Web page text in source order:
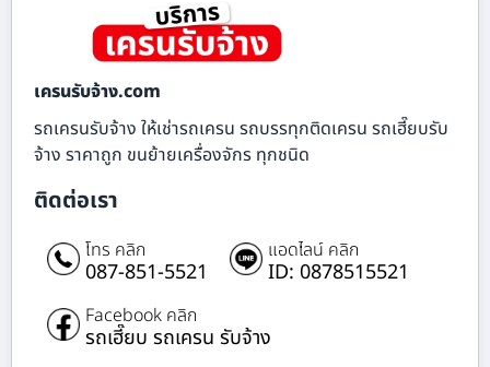
เครนรับจ้าง.com
รถเครนรับจ้าง ให้เช่ารถเครน รถบรรทุกติดเครน รถเฮี๊ยบรับ
จ้าง ราคาถูก ขนย้ายเครื่องจักร ทุกชนิด
ติดต่อเรา
โทร คลิก
087-851-5521
แอดไลน์ คลิก
ID: 0878515521
Facebook คลิก
รถเฮี๊ยบ รถเครน รับจ้าง